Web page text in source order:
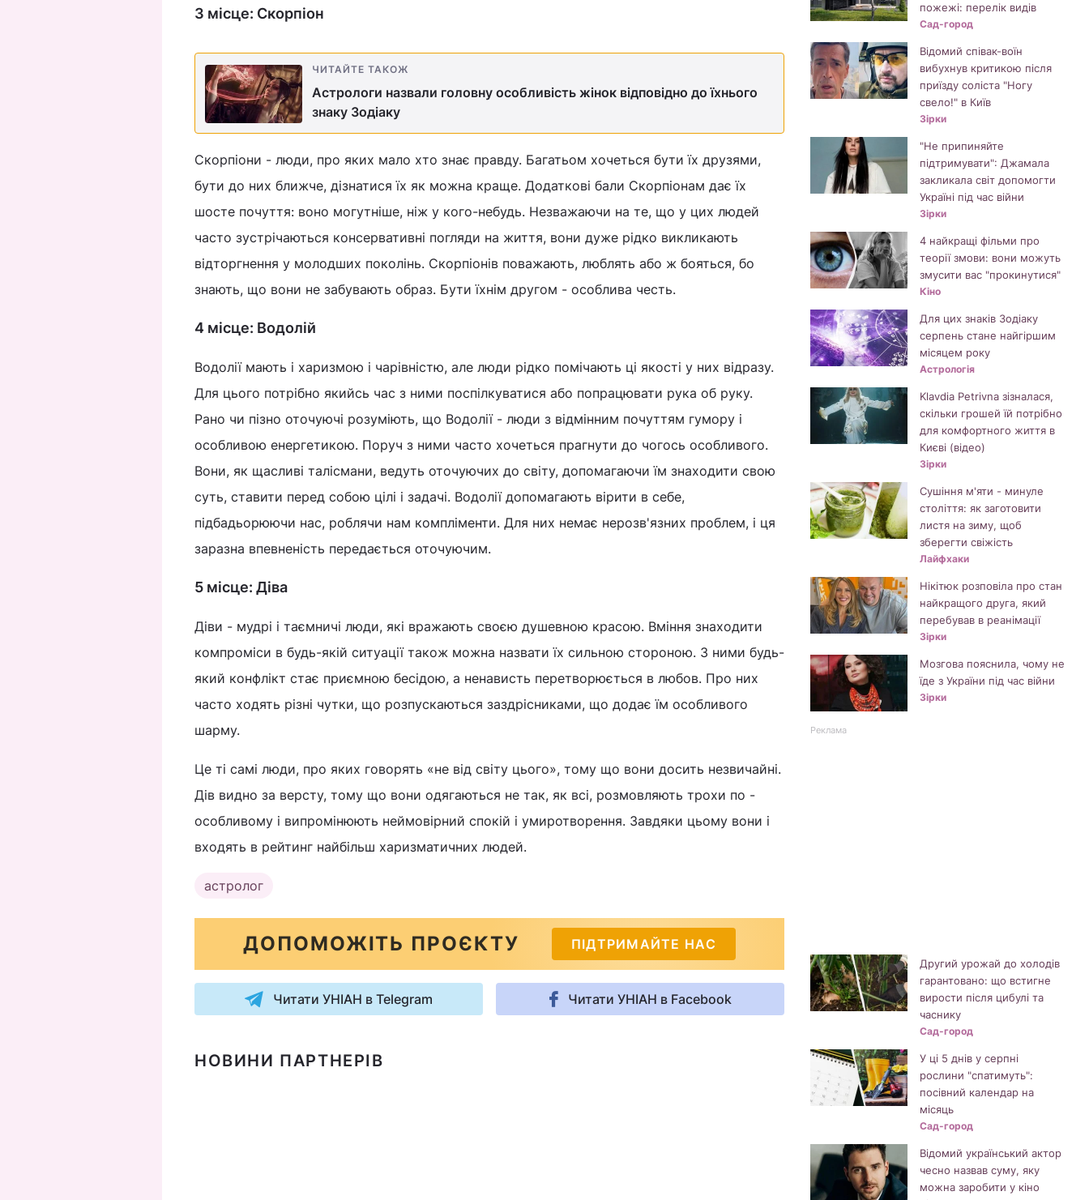
3 місце: Скорпіон
ЧИТАЙТЕ ТАКОЖ
Астрологи назвали головну особливість жінок відповідно до їхнього
знаку Зодіаку
Скорпіони - люди, про яких мало хто знає правду. Багатьом хочеться бути їх друзями,
бути до них ближче, дізнатися їх як можна краще. Додаткові бали Скорпіонам дає їх
шосте почуття: воно могутніше, ніж у кого-небудь. Незважаючи на те, що у цих людей
часто зустрічаються консервативні погляди на життя, вони дуже рідко викликають
відторгнення у молодших поколінь. Скорпіонів поважають, люблять або ж бояться, бо
знають, що вони не забувають образ. Бути їхнім другом - особлива честь.
4 місце: Водолій
Водолії мають і харизмою і чарівністю, але люди рідко помічають ці якості у них відразу.
Для цього потрібно якийсь час з ними поспілкуватися або попрацювати рука об руку.
Рано чи пізно оточуючі розуміють, що Водолії - люди з відмінним почуттям гумору і
особливою енергетикою. Поруч з ними часто хочеться прагнути до чогось особливого.
Вони, як щасливі талісмани, ведуть оточуючих до світу, допомагаючи їм знаходити свою
суть, ставити перед собою цілі і задачі. Водолії допомагають вірити в себе,
підбадьорюючи нас, роблячи нам компліменти. Для них немає нерозв'язних проблем, і ця
заразна впевненість передається оточуючим.
5 місце: Діва
Діви - мудрі і таємничі люди, які вражають своєю душевною красою. Вміння знаходити
компроміси в будь-якій ситуації також можна назвати їх сильною стороною. З ними будь-
який конфлікт стає приємною бесідою, а ненависть перетворюється в любов. Про них
часто ходять різні чутки, що розпускаються заздрісниками, що додає їм особливого
шарму.
Це ті самі люди, про яких говорять «не від світу цього», тому що вони досить незвичайні.
Дів видно за версту, тому що вони одягаються не так, як всі, розмовляють трохи по -
особливому і випромінюють неймовірний спокій і умиротворення. Завдяки цьому вони і
входять в рейтинг найбільш харизматичних людей.
астролог
ДОПОМОЖІТЬ ПРОЄКТУ ПІДТРИМАЙТЕ НАС
Читати УНІАН в Telegram Читати УНІАН в Facebook
НОВИНИ ПАРТНЕРІВ
пожежі: перелік видів
Сад-город
Відомий співак-воїн
вибухнув критикою після
приїзду соліста "Ногу
свело!" в Київ
Зірки
"Не припиняйте
підтримувати": Джамала
закликала світ допомогти
Україні під час війни
Зірки
4 найкращі фільми про
теорії змови: вони можуть
змусити вас "прокинутися"
Кіно
Для цих знаків Зодіаку
серпень стане найгіршим
місяцем року
Астрологія
Klavdia Petrivna зізналася,
скільки грошей їй потрібно
для комфортного життя в
Києві (відео)
Зірки
Сушіння м'яти - минуле
століття: як заготовити
листя на зиму, щоб
зберегти свіжість
Лайфхаки
Нікітюк розповіла про стан
найкращого друга, який
перебував в реанімації
Зірки
Мозгова пояснила, чому не
їде з України під час війни
Зірки
Реклама
Другий урожай до холодів
гарантовано: що встигне
вирости після цибулі та
часнику
Сад-город
У ці 5 днів у серпні
рослини "спатимуть":
посівний календар на
місяць
Сад-город
Відомий український актор
чесно назвав суму, яку
можна заробити у кіно